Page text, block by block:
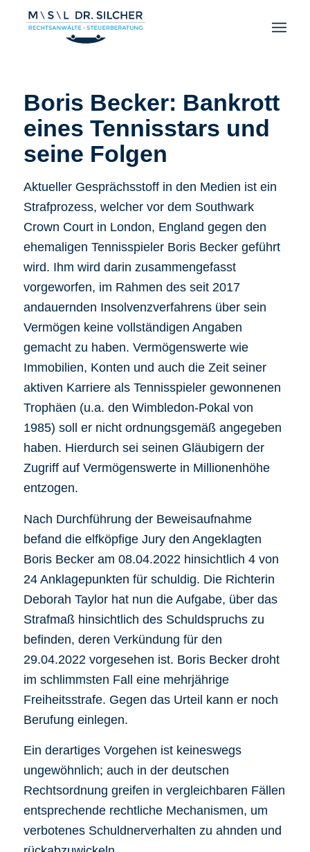
Boris Becker: Bankrott
eines Tennisstars und
seine Folgen
Aktueller Gesprächsstoff in den Medien ist ein
Strafprozess, welcher vor dem Southwark
Crown Court in London, England gegen den
ehemaligen Tennisspieler Boris Becker geführt
wird. Ihm wird darin zusammengefasst
vorgeworfen, im Rahmen des seit 2017
andauernden Insolvenzverfahrens über sein
Vermögen keine vollständigen Angaben
gemacht zu haben. Vermögenswerte wie
Immobilien, Konten und auch die Zeit seiner
aktiven Karriere als Tennisspieler gewonnenen
Trophäen (u.a. den Wimbledon-Pokal von
1985) soll er nicht ordnungsgemäß angegeben
haben. Hierdurch sei seinen Gläubigern der
Zugriff auf Vermögenswerte in Millionenhöhe
entzogen.
Nach Durchführung der Beweisaufnahme
befand die elfköpfige Jury den Angeklagten
Boris Becker am 08.04.2022 hinsichtlich 4 von
24 Anklagepunkten für schuldig. Die Richterin
Deborah Taylor hat nun die Aufgabe, über das
Strafmaß hinsichtlich des Schuldspruchs zu
befinden, deren Verkündung für den
29.04.2022 vorgesehen ist. Boris Becker droht
im schlimmsten Fall eine mehrjährige
Freiheitsstrafe. Gegen das Urteil kann er noch
Berufung einlegen.
Ein derartiges Vorgehen ist keineswegs
ungewöhnlich; auch in der deutschen
Rechtsordnung greifen in vergleichbaren Fällen
entsprechende rechtliche Mechanismen, um
verbotenes Schuldnerverhalten zu ahnden und